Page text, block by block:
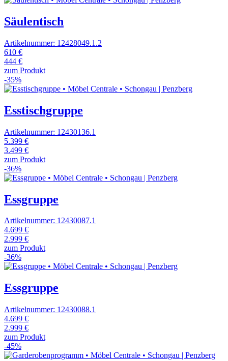
Säulentisch
Artikelnummer: 12428049.1.2
610 €
444 €
zum Produkt
-35%
Esstischgruppe
Artikelnummer: 12430136.1
5.399 €
3.499 €
zum Produkt
-36%
Essgruppe
Artikelnummer: 12430087.1
4.699 €
2.999 €
zum Produkt
-36%
Essgruppe
Artikelnummer: 12430088.1
4.699 €
2.999 €
zum Produkt
-45%